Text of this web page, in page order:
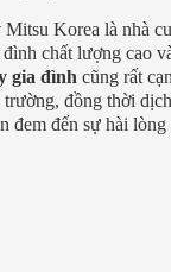
Mitsu Korea là nhà
chất lượng cao
gia đình cũng rất
đồng thời
đem đến sự hài